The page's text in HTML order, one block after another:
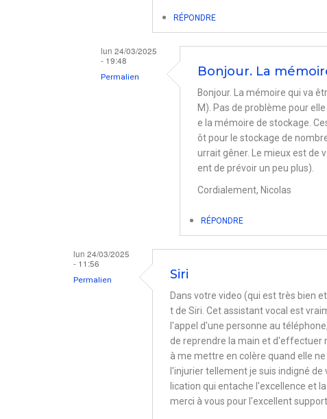
RÉPONDRE
lun 24/03/2025
- 19:48
Permalien Bonjour. La
Bonjour. La mémoire qui va
M). Pas de problème pour
e la mémoire de stockage.
ôt pour le stockage de
urrait gêner. Le mieux est de
ent de prévoir un peu plus).
Cordialement, Nicolas
RÉPONDRE
lun 24/03/2025
- 11:56
Permalien Siri
Dans votre video (qui est très bien
t de Siri. Cet assistant vocal est
l'appel d'une personne au
de reprendre la main et d'effectuer
à me mettre en colère quand elle
l'injurier tellement je suis indigné
lication qui entache l'excellence et
merci à vous pour l'excellent